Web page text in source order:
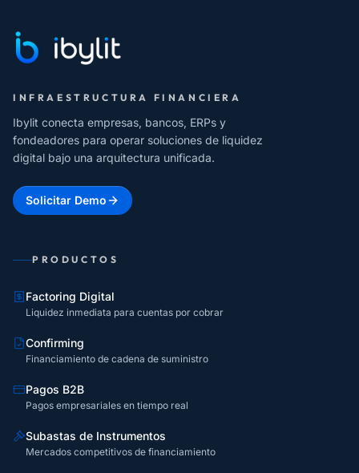
INFRAESTRUCTURA FINANCIERA
Ibylit conecta empresas, bancos, ERPs y
fondeadores para operar soluciones de liquidez
digital bajo una arquitectura unificada.
Solicitar Demo
PRODUCTOS
Factoring Digital
Liquidez inmediata para cuentas por cobrar
Confirming
Financiamiento de cadena de suministro
Pagos B2B
Pagos empresariales en tiempo real
Subastas de Instrumentos
Mercados competitivos de financiamiento